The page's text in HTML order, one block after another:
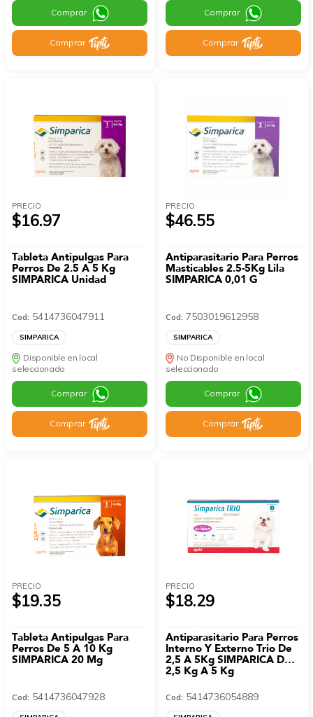
Comprar
Comprar
Comprar
Comprar
PRECIO
$16.97
Tableta Antipulgas Para
Perros De 2.5 A 5 Kg
SIMPARICA Unidad
Cod: 5414736047911
SIMPARICA
Disponible en local
seleccionado
Comprar
Comprar
PRECIO
$46.55
Antiparasitario Para Perros
Masticables 2.5-5Kg Lila
SIMPARICA 0,01 G
Cod: 7503019612958
SIMPARICA
No Disponible en local
seleccionado
Comprar
Comprar
PRECIO
$19.35
Tableta Antipulgas Para
Perros De 5 A 10 Kg
SIMPARICA 20 Mg
Cod: 5414736047928
PRECIO
$18.29
Antiparasitario Para Perros
Interno Y Externo Trio De
2,5 A 5Kg SIMPARICA De
2,5 Kg A 5 Kg
Cod: 5414736054889